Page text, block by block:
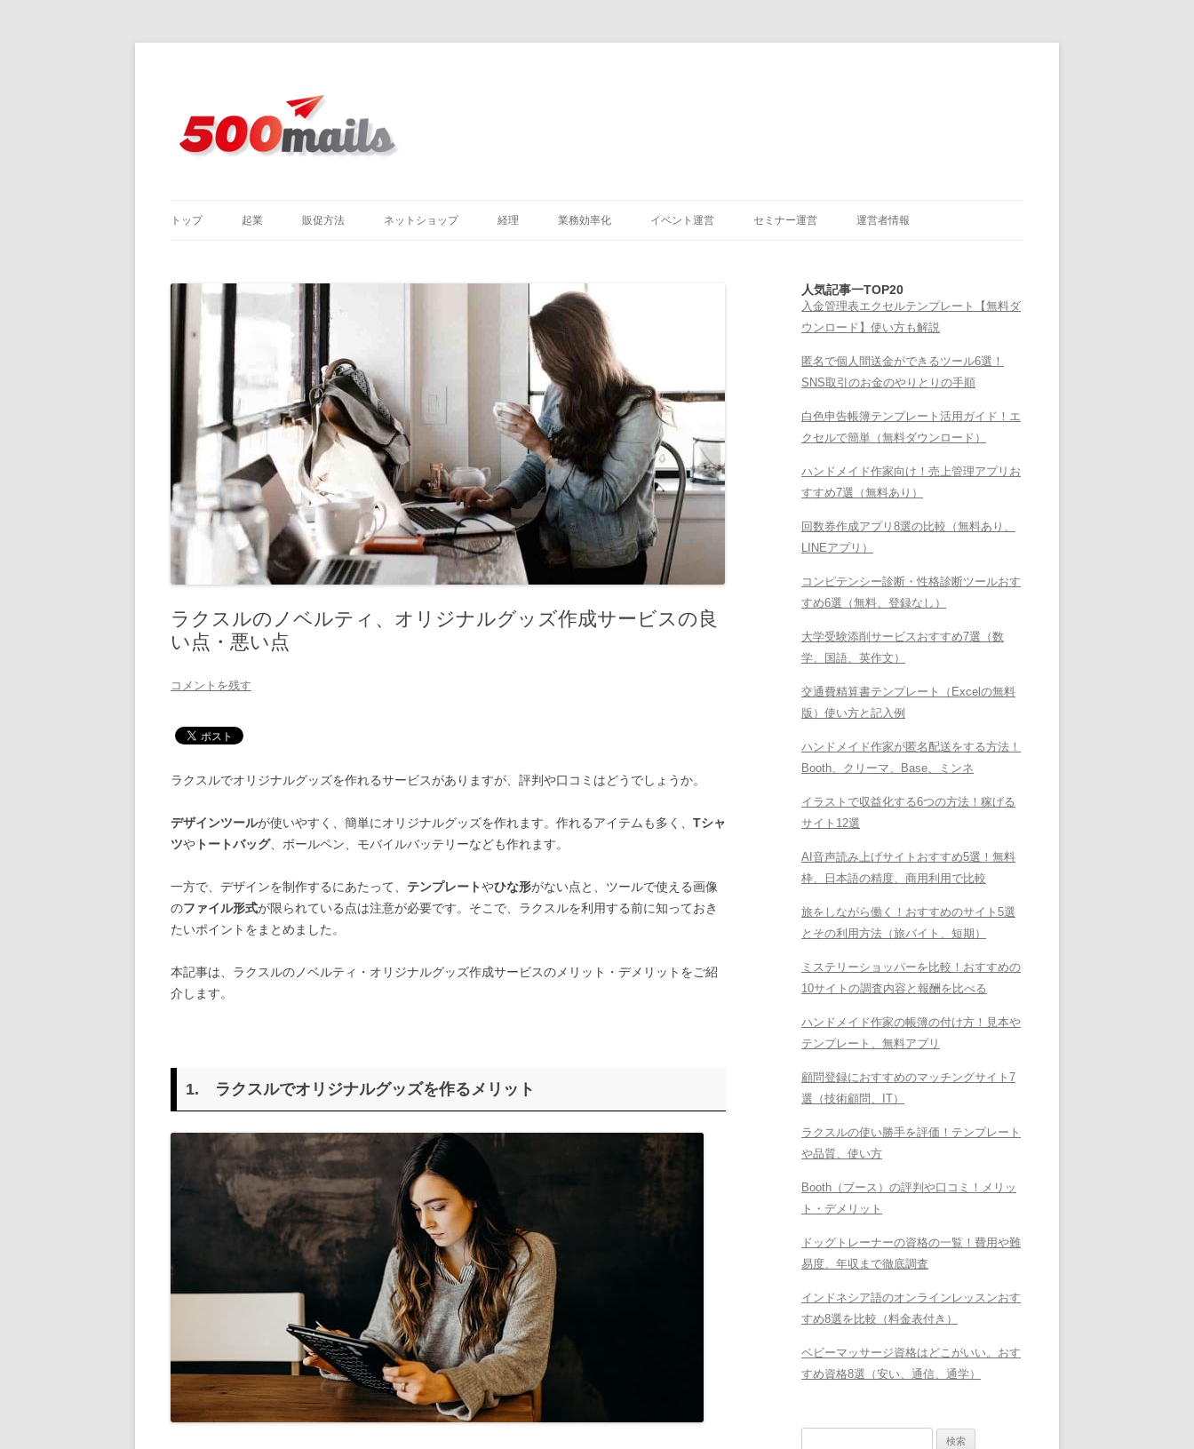
ン
ッ
プ
トップ 起業 販促方法 ネットショップ 経理 業務効率化 イベント運営 セミナー運営 運営者情報
ラクスルのノベルティ、オリジナルグッズ作成サービスの良
い点・悪い点
コメントを残す
ラクスルでオリジナルグッズを作れるサービスがありますが、評判や口コミはどうでしょうか。
デザインツールが使いやすく、簡単にオリジナルグッズを作れます。作れるアイテムも多く、 Tシャ
ツや トートバッグ、ボールペン、モバイルバッテリーなども作れます。
一方で、デザインを制作するにあたって、 テンプレートやひな形がない点と、ツールで使える画像
のファイル形式が限られている点は注意が必要です。そこで、ラクスルを利用する前に知っておき
たいポイントをまとめました。
本記事は、ラクスルのノベルティ・オリジナルグッズ作成サービスのメリット・デメリットをご紹
介します。
1. ラクスルでオリジナルグッズを作るメリット
人気記事一TOP20
入金管理表エクセルテンプレート【無料ダ
ウンロード】使い方も解説
匿名で個人間送金ができるツール6選！
SNS取引のお金のやりとりの手順
白色申告帳簿テンプレート活用ガイド！エ
クセルで簡単（無料ダウンロード）
ハンドメイド作家向け！売上管理アプリお
すすめ7選（無料あり）
回数券作成アプリ8選の比較（無料あり、
LINEアプリ）
コンピテンシー診断・性格診断ツールおす
すめ6選（無料、登録なし）
大学受験添削サービスおすすめ7選（数
学、国語、英作文）
交通費精算書テンプレート（Excelの無料
版）使い方と記入例
ハンドメイド作家が匿名配送をする方法！
Booth、クリーマ、Base、ミンネ
イラストで収益化する6つの方法！稼げる
サイト12選
AI音声読み上げサイトおすすめ5選！無料
枠、日本語の精度、商用利用で比較
旅をしながら働く！おすすめのサイト5選
とその利用方法（旅バイト、短期）
ミステリーショッパーを比較！おすすめの
10サイトの調査内容と報酬を比べる
ハンドメイド作家の帳簿の付け方！見本や
テンプレート、無料アプリ
顧問登録におすすめのマッチングサイト7
選（技術顧問、IT）
ラクスルの使い勝手を評価！テンプレート
や品質、使い方
Booth（ブース）の評判や口コミ！メリッ
ト・デメリット
ドッグトレーナーの資格の一覧！費用や難
易度、年収まで徹底調査
インドネシア語のオンラインレッスンおす
すめ8選を比較（料金表付き）
ベビーマッサージ資格はどこがいい。おす
すめ資格8選（安い、通信、通学）